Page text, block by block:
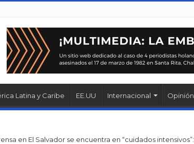
Latina y Caribe EE.UU Internacional Opinión
en El Salvador se encuentra en “cuidados intensivos”: